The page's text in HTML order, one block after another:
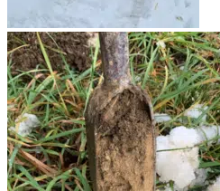
Non Collectif
Aude